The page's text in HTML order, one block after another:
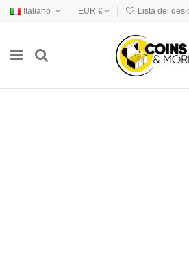
Italiano EUR € Lista dei